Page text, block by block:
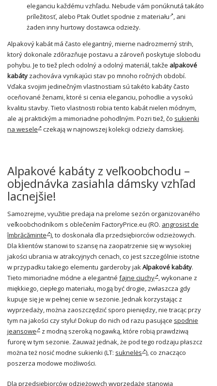
eleganciu každému vzhľadu. Nebude vám ponúknutá takáto
príležitosť, alebo Ptak Outlet spodnie z materiału , ani
żaden inny hurtowy dostawca odzieży.
Alpakový kabát má často elegantný, mierne nadrozmerný strih,
ktorý dokonale zdôrazňuje postavu a zároveň poskytuje slobodu
pohybu. Je to tiež plech odolný a odolný materiál, takže alpakové
kabáty zachováva vynikajúci stav po mnoho ročných období.
Vďaka svojim jedinečným vlastnostiam sú takéto kabáty často
oceňované ženami, ktoré si cenia eleganciu, pohodlie a vysokú
kvalitu stavby. Tieto vlastnosti robia tento kabát nielen módnym,
ale aj praktickým a mimoriadne pohodlným. Pozri tiež, čo sukienki
na wesele
czekają w najnowszej kolekcji odzieży damskiej.
Alpakové kabáty z veľkoobchodu –
objednávka zasiahla dámsky vzhľad
lacnejšie!
Samozrejme, využitie predaja na prelome sezón organizovaného
veľkoobchodníkom s oblečením FactoryPrice.eu (RO. angrosist de
îmbrăcăminte ), to doskonała dla przedsiębiorców odzieżowych.
Dla klientów stanowi to szansę na zaopatrzenie się w wysokiej
jakości ubrania w atrakcyjnych cenach, co jest szczególnie istotne
w przypadku takiego elementu garderoby jakAlpakové kabáty.
Tieto mimoriadne módne a elegantné fajne ciuchy , wykonane z
miękkiego, ciepłego materiału, mogą być drogie, zwłaszcza gdy
kupuje się je w pełnej cenie w sezonie. Jednak korzystając z
wyprzedaży, można zaoszczędzić sporo pieniędzy, nie tracąc przy
tym na jakości czy stylu! Dokup do nich od razu pasujące spodnie
jeansowe
z modną szeroką nogawką, które robią prawdziwą
furorę w tym sezonie. Zauważ jednak, że pod tego rodzaju płaszcz
można też nosić modne sukienki (LT: suknelės ), co znacząco
poszerza modowe możliwości.
Dla przedsiębiorców odzieżowych wyprzedaże stanowią